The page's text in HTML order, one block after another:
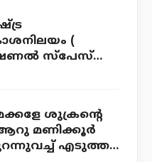
(
സ്പേസ്
ശുക്രന്റെ
മണിക്കൂര്‍
എടുത്ത